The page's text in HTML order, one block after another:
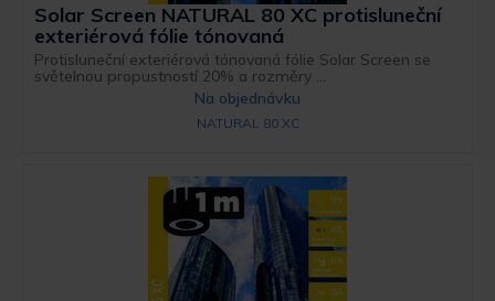
Solar Screen NATURAL 80 XC protisluneční
exteriérová fólie tónovaná
Protisluneční exteriérová tónovaná fólie Solar Screen se
světelnou propustností 20% a rozměry ...
Na objednávku
NATURAL 80 XC